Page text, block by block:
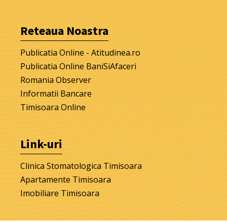
Reteaua Noastra
Publicatia Online - Atitudinea.ro
Publicatia Online BaniSiAfaceri
Romania Observer
Informatii Bancare
Timisoara Online
Link-uri
Clinica Stomatologica Timisoara
Apartamente Timisoara
Imobiliare Timisoara